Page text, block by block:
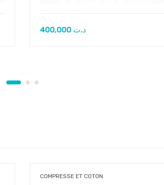
د.ت
COMPRESSE ET COTON